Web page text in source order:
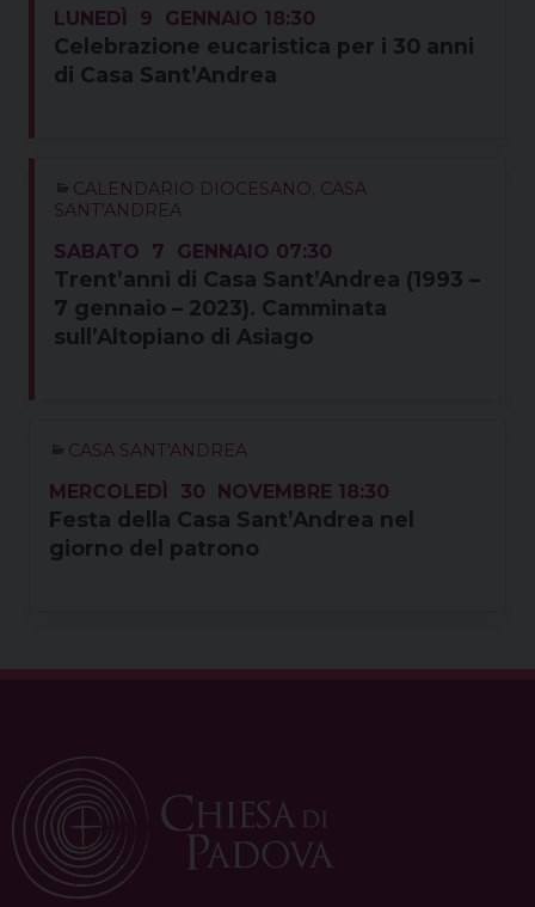
LUNEDÌ 9 GENNAIO 18:30
Celebrazione eucaristica per i 30 anni
di Casa Sant’Andrea
CALENDARIO DIOCESANO CASA
SANT'ANDREA
SABATO 7 GENNAIO 07:30
Trent’anni di Casa Sant’Andrea (1993 –
7 gennaio – 2023). Camminata
sull’Altopiano di Asiago
CASA SANT'ANDREA
MERCOLEDÌ 30 NOVEMBRE 18:30
Festa della Casa Sant’Andrea nel
giorno del patrono
N
a
v
i